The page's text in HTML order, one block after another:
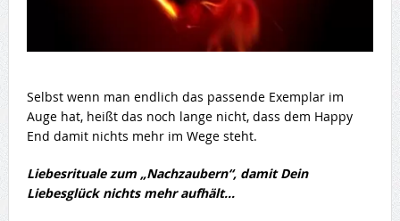
Selbst wenn man endlich das passende Exemplar im
Auge hat, heißt das noch lange nicht, dass dem Happy
End damit nichts mehr im Wege steht.
Liebesrituale zum „Nachzaubern“, damit Dein
Liebesglück nichts mehr aufhält…